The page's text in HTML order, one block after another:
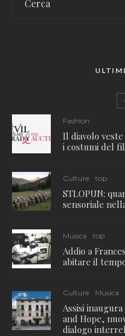
Fashion
Il diavolo veste
i costumi del
Culture top
STLOPUN:
sensoriale
Musica top
Addio a
abitare il
Culture Musica
Assisi
and Hope,
dialogo